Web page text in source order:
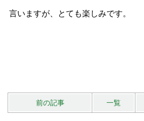
言いますが、とても楽しみです。
前の記事 一覧